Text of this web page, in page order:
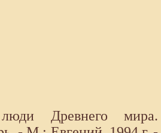
Древнего мира.